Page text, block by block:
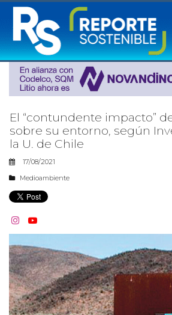
El “contundente impacto”
sobre su entorno, según
la U. de Chile
17/08/2021
Medioambiente
 